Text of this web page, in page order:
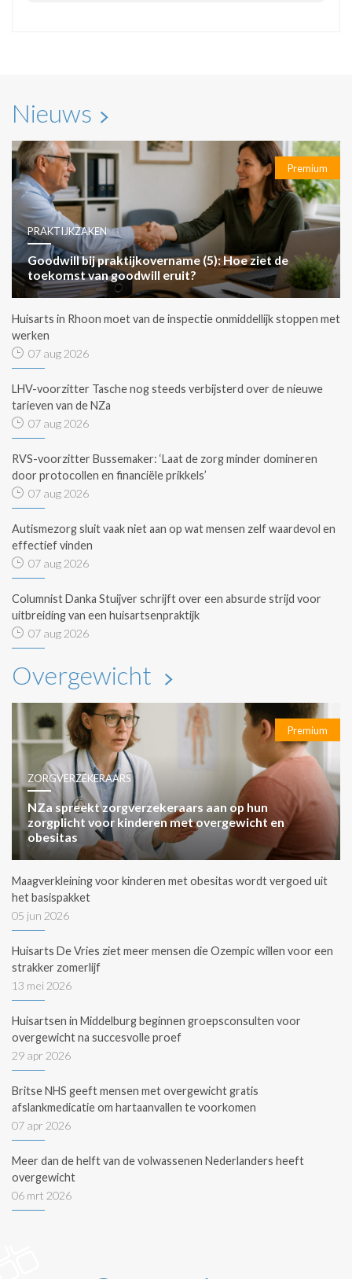
Nieuws
Premium
PRAKTIJKZAKEN
Goodwill bij praktijkovername (5): Hoe ziet de
toekomst van goodwill eruit?
Huisarts in Rhoon moet van de inspectie onmiddellijk stoppen met
werken
07 aug 2026
LHV-voorzitter Tasche nog steeds verbijsterd over de nieuwe
tarieven van de NZa
07 aug 2026
RVS-voorzitter Bussemaker: ‘Laat de zorg minder domineren
door protocollen en financiële prikkels’
07 aug 2026
Autismezorg sluit vaak niet aan op wat mensen zelf waardevol en
effectief vinden
07 aug 2026
Columnist Danka Stuijver schrijft over een absurde strijd voor
uitbreiding van een huisartsenpraktijk
07 aug 2026
Overgewicht
Premium
ZORGVERZEKERAARS
NZa spreekt zorgverzekeraars aan op hun
zorgplicht voor kinderen met overgewicht en
obesitas
Maagverkleining voor kinderen met obesitas wordt vergoed uit
het basispakket
05 jun 2026
Huisarts De Vries ziet meer mensen die Ozempic willen voor een
strakker zomerlijf
13 mei 2026
Huisartsen in Middelburg beginnen groepsconsulten voor
overgewicht na succesvolle proef
29 apr 2026
Britse NHS geeft mensen met overgewicht gratis
afslankmedicatie om hartaanvallen te voorkomen
07 apr 2026
Meer dan de helft van de volwassenen Nederlanders heeft
overgewicht
06 mrt 2026